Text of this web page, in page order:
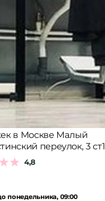
в Москве Малый
переулок, 3 ст1
4,8
понедельника, 09:00